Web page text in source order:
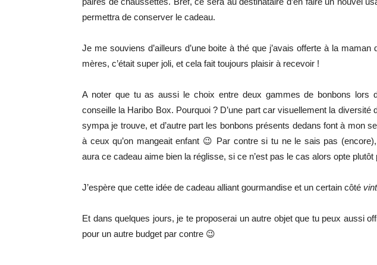
permettra de conserver le cadeau.
Je me souviens d’ailleurs d’une boite à thé que j’avais offerte à la
mères, c’était super joli, et cela fait toujours plaisir à recevoir !
A noter que tu as aussi le choix entre deux gammes de bonbons lors
conseille la Haribo Box. Pourquoi ? D’une part car visuellement la diversité
sympa je trouve, et d’autre part les bonbons présents dedans font à mon
à ceux qu’on mangeait enfant 😉 Par contre si tu ne le sais pas
aura ce cadeau aime bien la réglisse, si ce n’est pas le cas alors opte plutôt
J’espère que cette idée de cadeau alliant gourmandise et un certain côté
Et dans quelques jours, je te proposerai un autre objet que tu peux aussi
pour un autre budget par contre 😉